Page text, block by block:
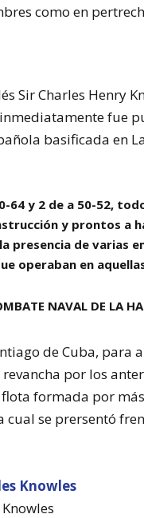
como en
Sir Charles Henry
fue
basificada en
64 y 2 de a 50-52,
y prontos a
presencia de varias
operaban en
NAVAL DE LA
de Cuba, para
por los
formada por
cual se prersentó